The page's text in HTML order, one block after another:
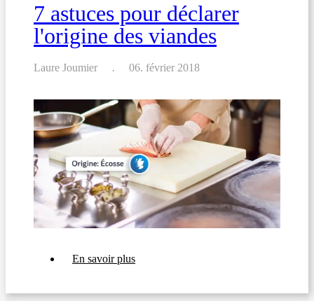
7 astuces pour déclarer
l'origine des viandes
Laure Joumier 06. février 2018
En savoir plus
pour